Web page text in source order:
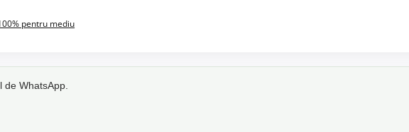
pentru mediu
WhatsApp.